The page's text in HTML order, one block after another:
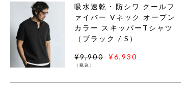
吸水速乾・防シワ クールフ
ァイバー Vネック オープン
カラー スキッパーTシャツ
（ブラック / S）
¥9,900 ¥6,930
（税込）